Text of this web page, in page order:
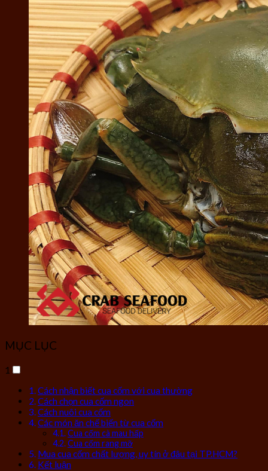
MỤC LỤC
1
Cách nhận biết cua cốm với cua thường
Cách chọn cua cốm ngon
Cách nuôi cua cốm
Các món ăn chế biến từ cua cốm
Cua cốm cà mau hấp
Cua cốm rang mỡ
Mua cua cốm chất lượng, uy tín ở đâu tại TP.HCM?
Kết luận